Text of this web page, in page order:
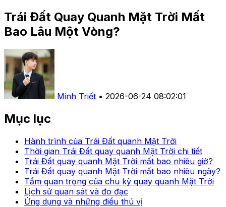
Trái Đất Quay Quanh Mặt Trời Mất
Bao Lâu Một Vòng?
Minh Triết • 2026-06-24 08:02:01
Mục lục
Hành trình của Trái Đất quanh Mặt Trời
Thời gian Trái Đất quay quanh Mặt Trời chi tiết
Trái Đất quay quanh Mặt Trời mất bao nhiêu giờ?
Trái Đất quay quanh Mặt Trời mất bao nhiêu ngày?
Tầm quan trọng của chu kỳ quay quanh Mặt Trời
Lịch sử quan sát và đo đạc
Ứng dụng và những điều thú vị